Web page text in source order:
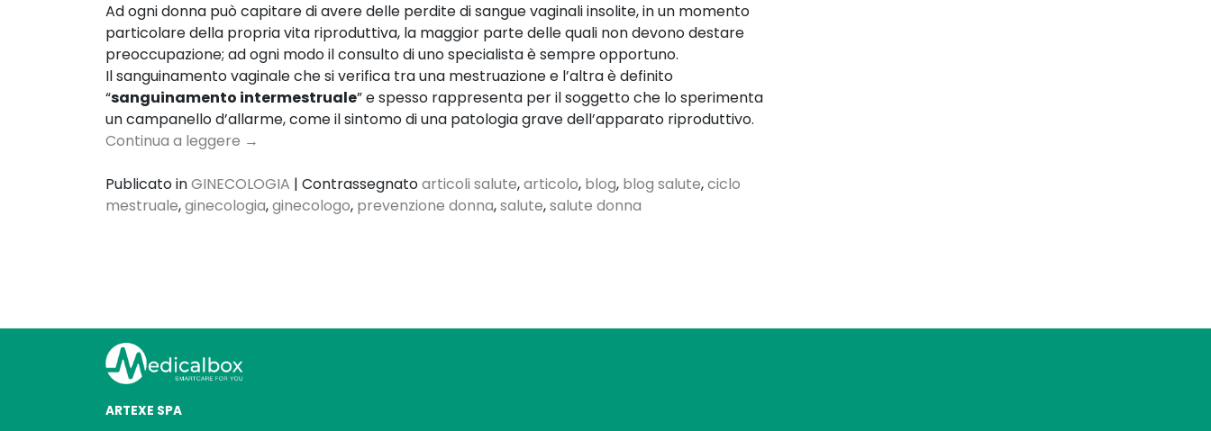
Ad ogni donna può capitare di avere delle perdite di sangue vaginali insolite, in un momento
particolare della propria vita riproduttiva, la maggior parte delle quali non devono destare
preoccupazione; ad ogni modo il consulto di uno specialista è sempre opportuno.
Il sanguinamento vaginale che si verifica tra una mestruazione e l’altra è definito
“sanguinamento intermestruale” e spesso rappresenta per il soggetto che lo sperimenta
un campanello d’allarme, come il sintomo di una patologia grave dell’apparato riproduttivo.
Continua a leggere →
Publicato inGINECOLOGIA | Contrassegnatoarticoli salute,articolo, blog, blog salute,ciclo
mestruale,ginecologia,ginecologo, prevenzione donna,salute,salute donna
ARTEXE SPA